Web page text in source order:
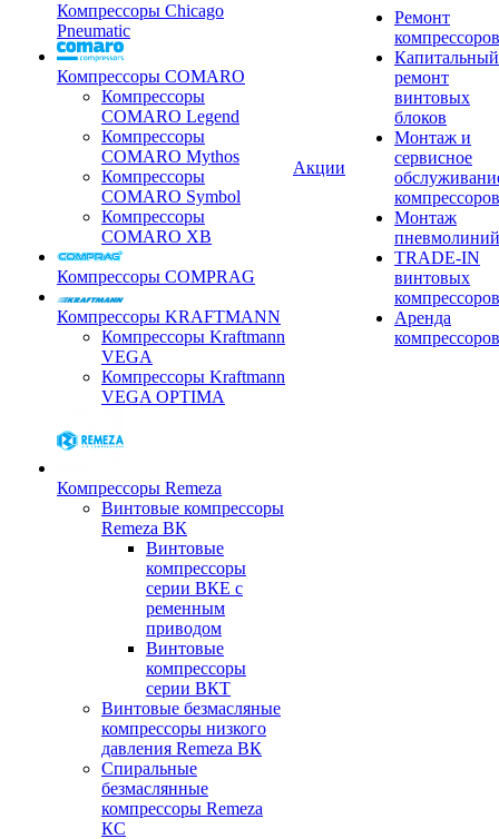
Компрессоры Chicago
Pneumatic
Компрессоры COMARO
Компрессоры
COMARO Legend
Компрессоры
COMARO Mythos
Компрессоры
COMARO Symbol
Компрессоры
COMARO XB
Компрессоры COMPRAG
Компрессоры KRAFTMANN
Компрессоры Kraftmann
VEGA
Компрессоры Kraftmann
VEGA OPTIMA
Компрессоры Remeza
Винтовые компрессоры
Remeza ВК
Винтовые
компрессоры
серии ВКЕ с
ременным
приводом
Винтовые
компрессоры
серии ВКТ
Винтовые безмасляные
компрессоры низкого
давления Remeza ВК
Спиральные
безмаслянные
компрессоры Remeza
КС
Акции
Ремонт
компрессоров
Капитальный
ремонт
винтовых
блоков
Монтаж и
сервисное
компрессоров
Монтаж
пневмолиний
TRADE-IN
винтовых
компрессоров
Аренда
компрессоров